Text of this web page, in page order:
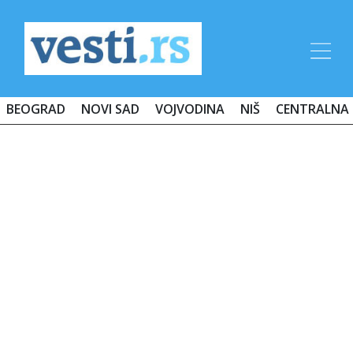
BEOGRAD NOVI SAD VOJVODINA NIŠ CENTRALNA